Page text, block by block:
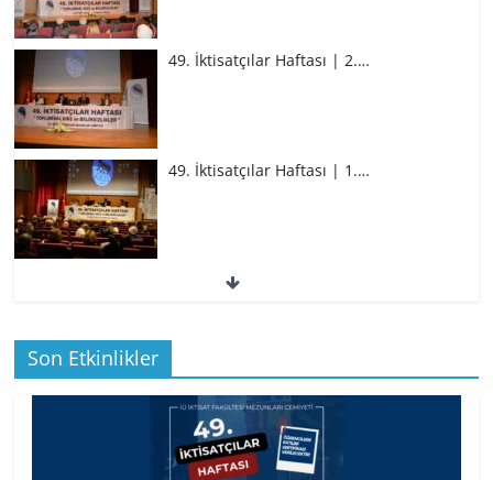
49. İktisatçılar Haftası | 2.…
49. İktisatçılar Haftası | 1.…
49. İktisatçılar Haftası | 1.…
BİZ İKTİSATLILAR: İÇİMİZDEN BİRİ PROF.
…
Son Etkinlikler